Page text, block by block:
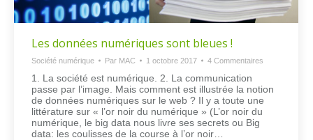
Les données numériques sont bleues !
Société numérique Par MAC 1 octobre 2017 4 Commentaires
1. La société est numérique. 2. La communication
passe par l’image. Mais comment est illustrée la notion
de données numériques sur le web ? Il y a toute une
littérature sur « l’or noir du numérique » (L’or noir du
numérique, le big data nous livre ses secrets ou Big
data: les coulisses de la course à l’or noir…